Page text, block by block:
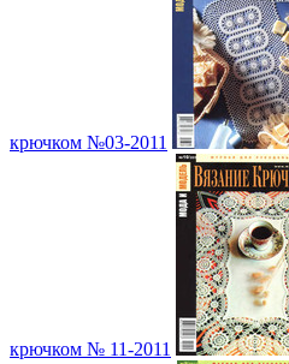
крючком №03-2011
крючком № 11-2011